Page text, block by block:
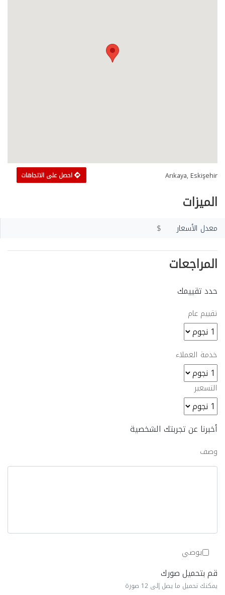
Arıkaya, Eskişehir احصل على الاتجاهات
الميزات
معدل الأسعار $
المراجعات
حدد تقييمك
تقييم عام
خدمة العملاء
التسعير
أخبرنا عن تجربتك الشخصية
وصف
يوصي
قم بتحميل صورك
يمكنك تحميل ما يصل إلى 12 صورة